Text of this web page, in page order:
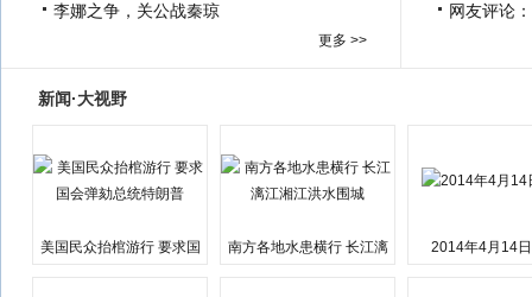
李娜之争，关公战秦琼
更多 >>
网友评论
新闻·大视野
美国民众抬棺游行 要求国
南方各地水患横行 长江漓
2014年4月14